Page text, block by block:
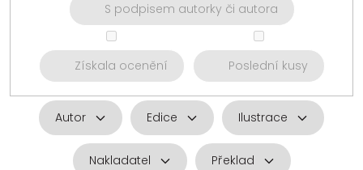
S podpisem autorky či autora
Získala ocenění Poslední kusy
Autor Edice Ilustrace
Nakladatel Překlad